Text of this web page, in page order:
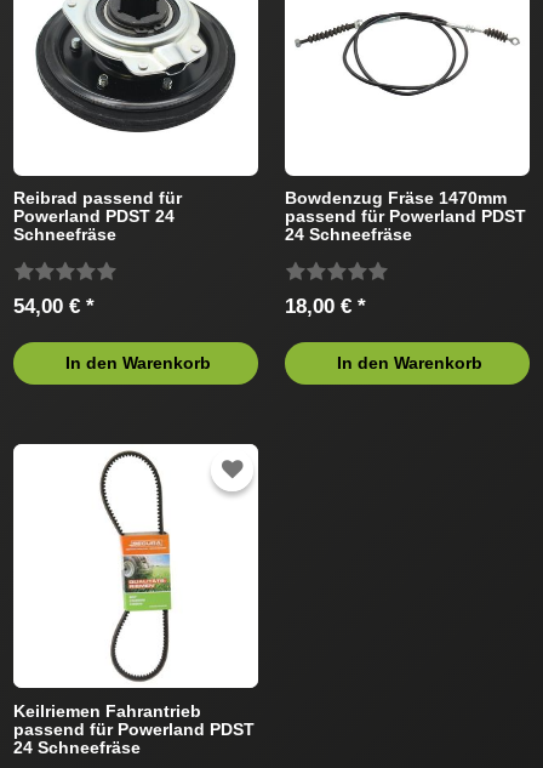
Reibrad passend für
Powerland PDST 24
Schneefräse
54,00 € *
In den Warenkorb
Bowdenzug Fräse 1470mm
passend für Powerland PDST
24 Schneefräse
18,00 € *
In den Warenkorb
Keilriemen Fahrantrieb
passend für Powerland PDST
24 Schneefräse